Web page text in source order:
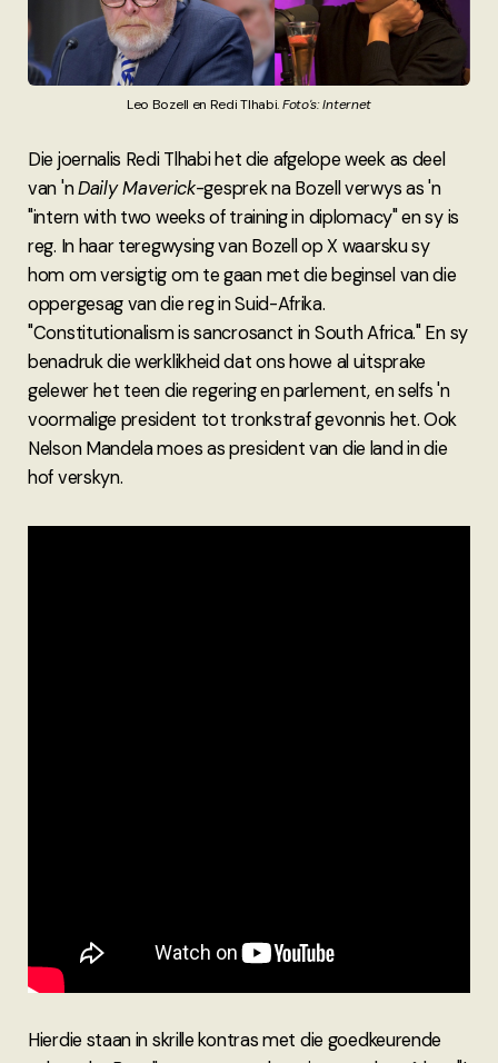
Leo Bozell en Redi Tlhabi. Foto's: Internet
Die joernalis Redi Tlhabi het die afgelope week as deel
van 'nDaily Maverick-gesprek na Bozell verwys as 'n
"intern with two weeks of training in diplomacy" en sy is
reg. In haar teregwysing van Bozell op X waarsku sy
hom om versigtig om te gaan met die beginsel van die
oppergesag van die reg in Suid-Afrika.
"Constitutionalism is sancrosanct in South Africa." En sy
benadruk die werklikheid dat ons howe al uitsprake
gelewer het teen die regering en parlement, en selfs 'n
voormalige president tot tronkstraf gevonnis het. Ook
Nelson Mandela moes as president van die land in die
hof verskyn.
Hierdie staan in skrille kontras met die goedkeurende